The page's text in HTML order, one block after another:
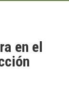
en el